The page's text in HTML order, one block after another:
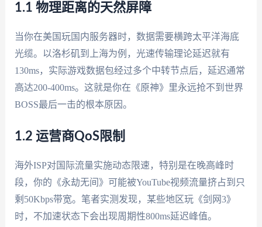
1.1 物理距离的天然屏障
当你在美国玩国内服务器时，数据需要横跨太平洋海底
光缆。以洛杉矶到上海为例，光速传输理论延迟就有
130ms，实际游戏数据包经过多个中转节点后，延迟通常
高达200-400ms。这就是你在《原神》里永远抢不到世界
BOSS最后一击的根本原因。
1.2 运营商QoS限制
海外ISP对国际流量实施动态限速，特别是在晚高峰时
段，你的《永劫无间》可能被YouTube视频流量挤占到只
剩50Kbps带宽。笔者实测发现，某些地区玩《剑网3》
时，不加速状态下会出现周期性800ms延迟峰值。